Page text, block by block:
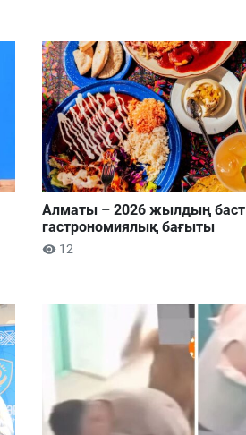
Алматы – 2026 жылдың
гастрономиялық бағыты
12